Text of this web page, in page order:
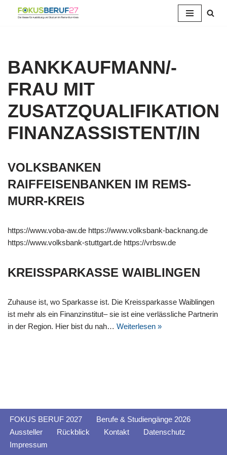
BANKKAUFMANN/-
FRAU MIT
ZUSATZQUALIFIKATION
FINANZASSISTENT/IN
VOLKSBANKEN
RAIFFEISENBANKEN IM REMS-
MURR-KREIS
https://www.voba-aw.de https://www.volksbank-backnang.de
https://www.volksbank-stuttgart.de https://vrbsw.de
KREISSPARKASSE WAIBLINGEN
Zuhause ist, wo Sparkasse ist. Die Kreissparkasse Waiblingen
ist mehr als ein Finanzinstitut– sie ist eine verlässliche Partnerin
in der Region. Hier bist du nah… Weiterlesen »
FOKUS BERUF 2027
Berufe & Studiengänge 2026
Aussteller
Rückblick Kontakt
Datenschutz
Impressum